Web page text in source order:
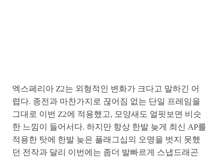
엑스페리아 Z2는 외형적인 변화가 크다고 말하긴 어
렵다. 종전과 마찬가지로 끊어짐 없는 단일 프레임을
그대로 이번 Z2에 적용했고, 모양새도 얼핏보면 비슷
한 느낌이 들어서다. 하지만 항상 한발 늦게 최신 AP를
적용한 탓에 한발 늦은 플래그십의 오명을 벗지 못했
던 전작과 달리 이번에는 좀더 발빠르게 스냅드래곤